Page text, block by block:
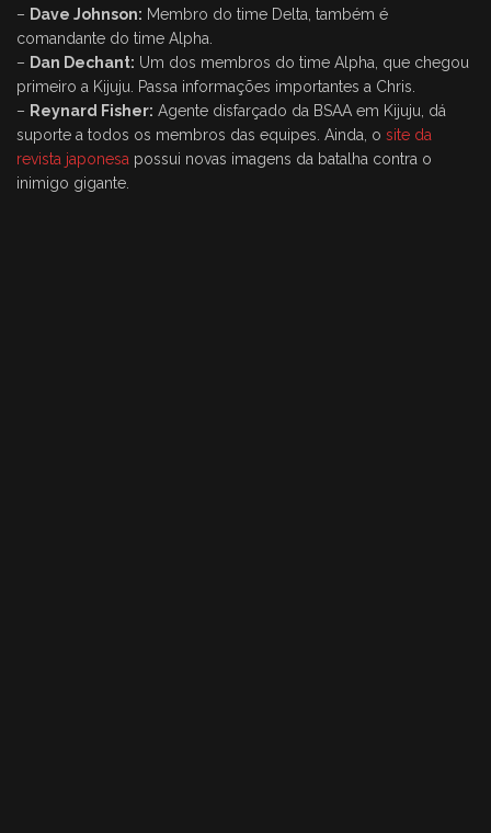
– Dave Johnson: Membro do time Delta, também é
comandante do time Alpha.
– Dan Dechant: Um dos membros do time Alpha, que chegou
primeiro a Kijuju. Passa informações importantes a Chris.
– Reynard Fisher: Agente disfarçado da BSAA em Kijuju, dá
suporte a todos os membros das equipes. Ainda, o site da
revista japonesa possui novas imagens da batalha contra o
inimigo gigante.